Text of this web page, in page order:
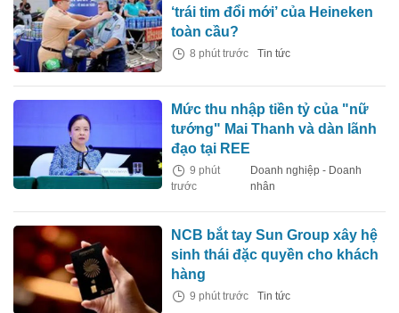
‘trái tim đổi mới’ của Heineken
toàn cầu?
8 phút trước Tin tức
Mức thu nhập tiền tỷ của "nữ
tướng" Mai Thanh và dàn lãnh
đạo tại REE
9 phút
trước
Doanh nghiệp - Doanh
nhân
NCB bắt tay Sun Group xây hệ
sinh thái đặc quyền cho khách
hàng
9 phút trước Tin tức